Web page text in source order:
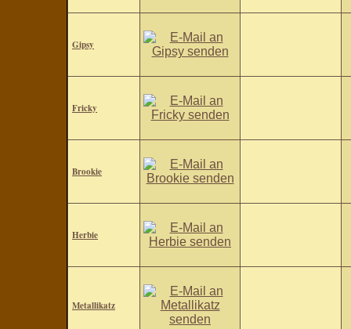
Gipsy
Fricky
Brookie
Herbie
Metallikatz